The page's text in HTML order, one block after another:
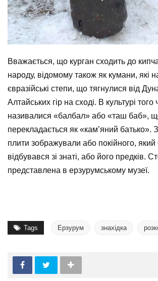
Вважається, що курган сходить до
народу, відомому також як кумани, які
євразійські степи, що тягнулися від
Алтайських гір на сході. В культурі
називалися «балбал» або «таш баб»,
перекладається як «кам’яний батько».
плити зображували або покійного, який
відбувався зі знаті, або його предків.
представлена ​​в ерзурумському музеї.
Tags Ерзурум знахідка